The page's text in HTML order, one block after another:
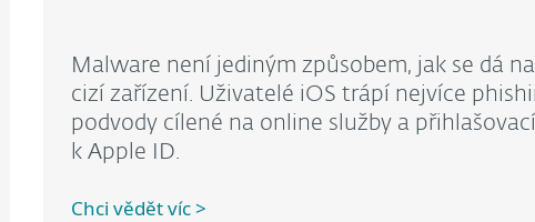
Malware není jediným způsobem, jak se dá
cizí zařízení. Uživatelé iOS trápí nejvíce
podvody cílené na online služby a
k Apple ID.
Chci vědět víc >